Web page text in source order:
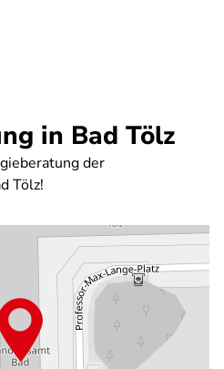
in Bad Tölz
der
Tölz!